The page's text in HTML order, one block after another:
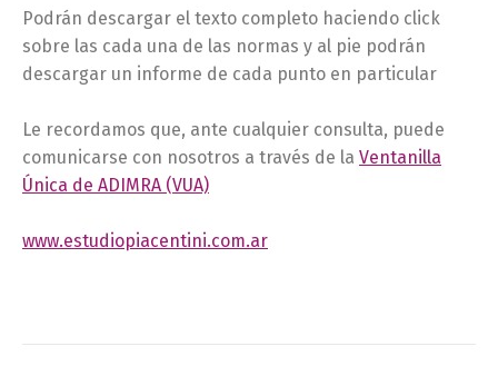
Podrán descargar el texto completo haciendo click
sobre las cada una de las normas y al pie podrán
descargar un informe de cada punto en particular
Le recordamos que, ante cualquier consulta, puede
comunicarse con nosotros a través de la Ventanilla
Única de ADIMRA (VUA)
www.estudiopiacentini.com.ar